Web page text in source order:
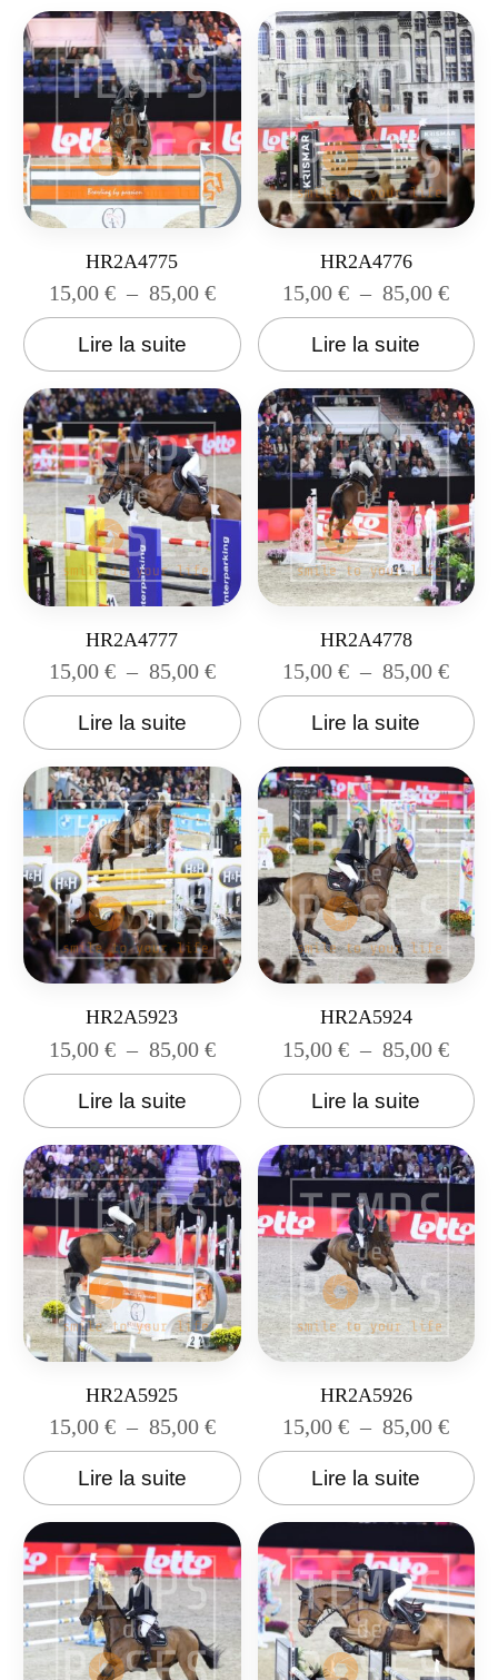
HR2A4775
15,00 € – 85,00 €
Lire la suite
HR2A4776
15,00€ – 85,00€
Lire la suite
HR2A4777
15,00 € – 85,00 €
Lire la suite
HR2A4778
15,00€ – 85,00€
Lire la suite
HR2A5923
15,00 € – 85,00 €
Lire la suite
HR2A5924
15,00€ – 85,00€
Lire la suite
HR2A5925
15,00 € – 85,00 €
Lire la suite
HR2A5926
15,00€ – 85,00€
Lire la suite